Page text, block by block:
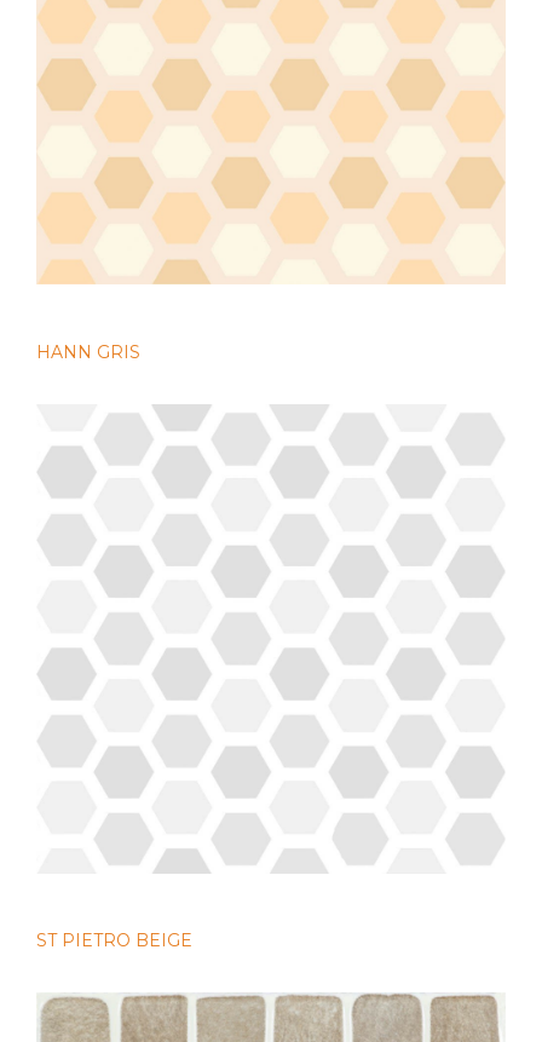
HANN GRIS
ST PIETRO BEIGE